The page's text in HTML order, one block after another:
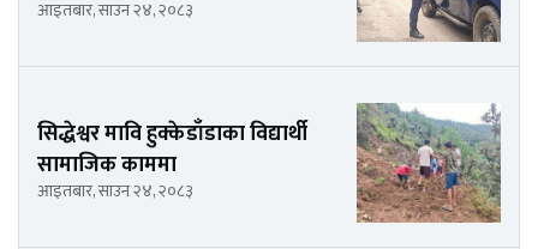
आइतबार, साउन २४, २०८३
सिद्धेश्वर मावि हुक्केडाँडाका विद्यार्थी
सामाजिक काममा
आइतबार, साउन २४, २०८३